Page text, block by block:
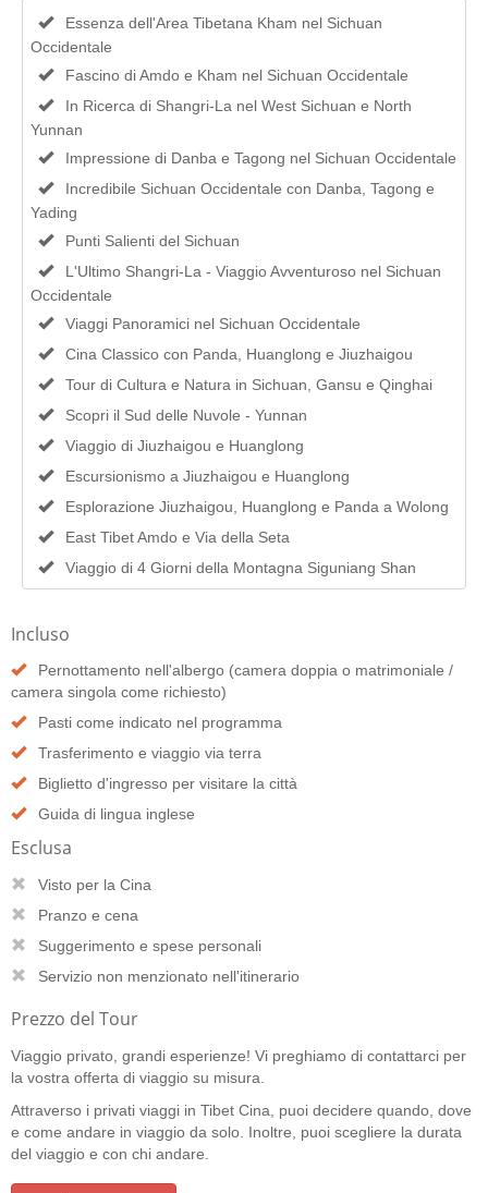
Essenza dell'Area Tibetana Kham nel Sichuan
Occidentale
Fascino di Amdo e Kham nel Sichuan Occidentale
In Ricerca di Shangri-La nel West Sichuan e North
Yunnan
Impressione di Danba e Tagong nel Sichuan Occidentale
Incredibile Sichuan Occidentale con Danba, Tagong e
Yading
Punti Salienti del Sichuan
L'Ultimo Shangri-La - Viaggio Avventuroso nel Sichuan
Occidentale
Viaggi Panoramici nel Sichuan Occidentale
Cina Classico con Panda, Huanglong e Jiuzhaigou
Tour di Cultura e Natura in Sichuan, Gansu e Qinghai
Scopri il Sud delle Nuvole - Yunnan
Viaggio di Jiuzhaigou e Huanglong
Escursionismo a Jiuzhaigou e Huanglong
Esplorazione Jiuzhaigou, Huanglong e Panda a Wolong
East Tibet Amdo e Via della Seta
Viaggio di 4 Giorni della Montagna Siguniang Shan
Incluso
Pernottamento nell'albergo (camera doppia o matrimoniale /
camera singola come richiesto)
Pasti come indicato nel programma
Trasferimento e viaggio via terra
Biglietto d'ingresso per visitare la città
Guida di lingua inglese
Esclusa
Visto per la Cina
Pranzo e cena
Suggerimento e spese personali
Servizio non menzionato nell'itinerario
Prezzo del Tour
Viaggio privato, grandi esperienze! Vi preghiamo di contattarci per
la vostra offerta di viaggio su misura.
Attraverso i privati viaggi in Tibet Cina, puoi decidere quando, dove
e come andare in viaggio da solo. Inoltre, puoi scegliere la durata
del viaggio e con chi andare.